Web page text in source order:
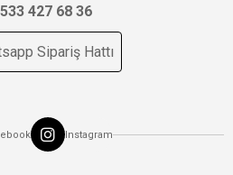
427 68 36
Sipariş Hattı
Instagram